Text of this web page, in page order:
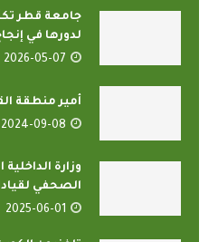
جامعة قطر
لدورها في
2026-05-07
أمير منطقة
2024-09-08
وزارة
الصحفي لقيادات
2025-06-01